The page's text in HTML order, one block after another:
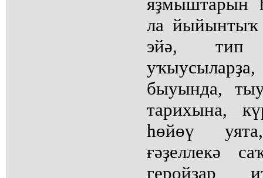
ла йыйынтыҡ
эйә, тип
быуында,
тарихына,
һөйөү
ғәҙеллекә
геройҙар